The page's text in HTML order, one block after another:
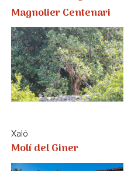
Xaló
Molí del Giner
La Vall d’Alcalà
Nevera de Baix